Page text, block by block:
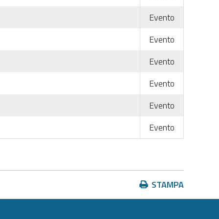
Evento
Evento
Evento
Evento
Evento
Evento
Azioni
sul
STAMPA